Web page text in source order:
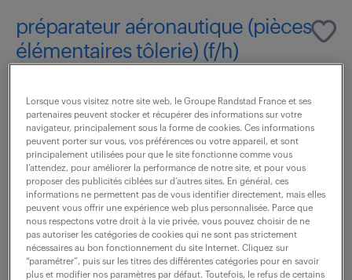
préparateur aéronautique (pièces
élémentaires tôlerie) (f/h)
Marignane (13) intérim
18 mois
28 000 - 30 500 € / an
Dans le cadre de cette mission de 6 mois (qui sera
renouvelée jusqu'à 18 mois), basée sur Marignane,
vous êtes en charge de : - Réception demande de
fabrication de la part du client - Lecture de...
Lorsque vous visitez notre site web, le Groupe Randstad France et ses
partenaires peuvent stocker et récupérer des informations sur votre
navigateur, principalement sous la forme de cookies. Ces informations
peuvent porter sur vous, vos préférences ou votre appareil, et sont
principalement utilisées pour que le site fonctionne comme vous
l’attendez, pour améliorer la performance de notre site, et pour vous
proposer des publicités ciblées sur d’autres sites. En général, ces
informations ne permettent pas de vous identifier directement, mais elles
peuvent vous offrir une expérience web plus personnalisée. Parce que
nous respectons votre droit à la vie privée, vous pouvez choisir de ne
pas autoriser les catégories de cookies qui ne sont pas strictement
nécessaires au bon fonctionnement du site Internet. Cliquez sur
“paramétrer”, puis sur les titres des différentes catégories pour en savoir
plus et modifier nos paramètres par défaut. Toutefois, le refus de certains